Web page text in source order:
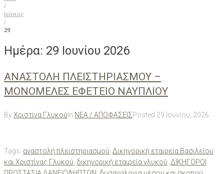
/
Ιούνιος
/
29
Ημέρα: 29 Ιουνίου 2026
ΑΝΑΣΤΟΛΗ ΠΛΕΙΣΤΗΡΙΑΣΜΟΥ –
ΜΟΝΟΜΕΛΕΣ ΕΦΕΤΕΙΟ ΝΑΥΠΛΙΟΥ
ByΧριστίνα Γλυκού In ΝΕΑ / ΑΠΟΦΑΣΕΙΣPosted 29 Ιουνίου, 2026
Tags: αναστολή πλειστηριασμού Δικηγορική εταιρεία Βασιλείου
και Χριστίνας Γλυκού δικηγορική εταιρεία γλυκού ΔΙΚΗΓΟΡΟΙ